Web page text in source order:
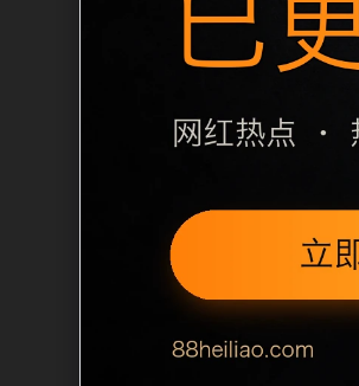
章标题生成，便于
栏目内容归集
iption 长度检查。栏
为本栏目的初始建设
空或正文不足，将进